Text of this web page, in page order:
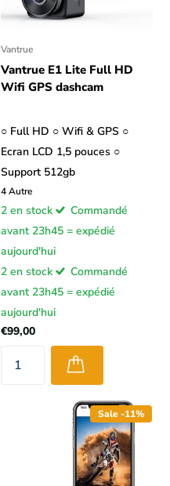
Vantrue
Vantrue E1 Lite Full HD
Wifi GPS dashcam
○ Full HD ○ Wifi & GPS ○
Ecran LCD 1,5 pouces ○
Support 512gb
4Autre
2 en stock
Commandé
avant 23h45 = expédié
aujourd'hui
2 en stock
Commandé
avant 23h45 = expédié
aujourd'hui
€99,00
Sale -11%